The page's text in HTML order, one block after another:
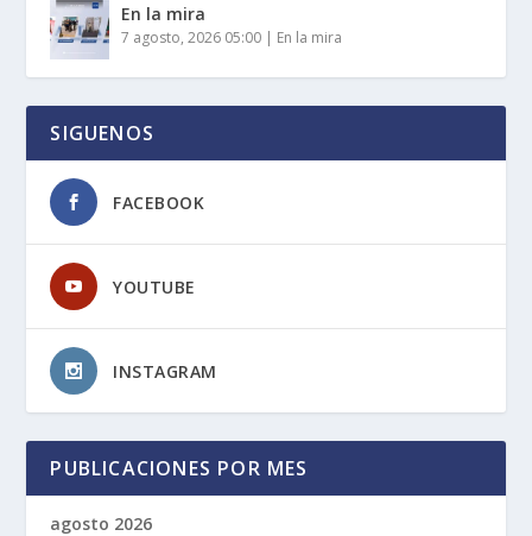
En la mira
7 agosto, 2026 05:00 | En la mira
SIGUENOS
FACEBOOK
YOUTUBE
INSTAGRAM
PUBLICACIONES POR MES
agosto 2026